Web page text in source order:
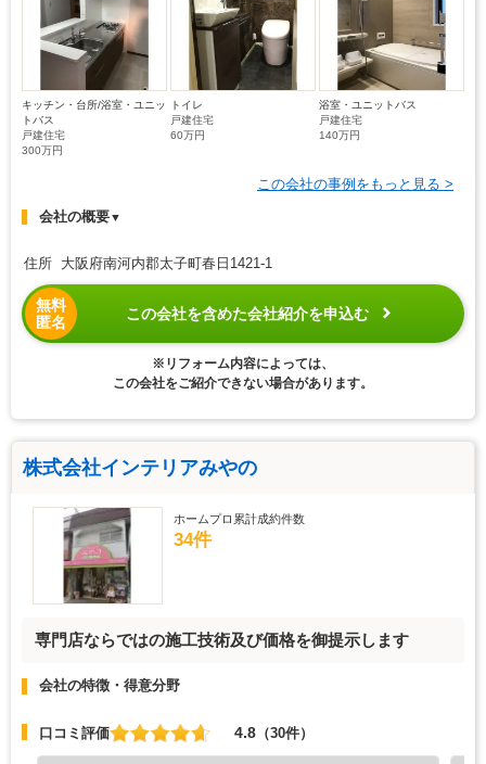
キッチン・台所/浴室・ユニッ
トバス
戸建住宅
300万円
トイレ
戸建住宅
60万円
浴室・ユニットバス
戸建住宅
140万円
この会社の事例をもっと見る >
会社の概要▼
住所 大阪府南河内郡太子町春日1421-1
無料
匿名
この会社を含めた会社紹介を申込む
※リフォーム内容によっては、
この会社をご紹介できない場合があります。
株式会社インテリアみやの
ホームプロ累計成約件数
34件
専門店ならではの施工技術及び価格を御提示します
会社の特徴・得意分野
口コミ評価 4.8 （30件）